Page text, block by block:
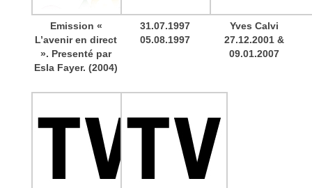
Emission «
L’avenir en direct
». Presenté par
Esla Fayer. (2004)
31.07.1997
05.08.1997
Yves Calvi
27.12.2001 &
09.01.2007